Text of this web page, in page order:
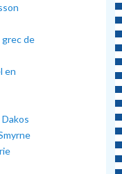
grec de
en